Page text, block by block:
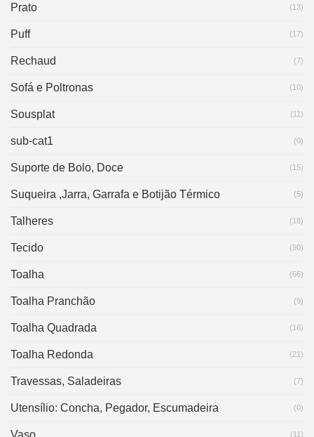
Prato (13)
Puff (17)
Rechaud (7)
Sofá e Poltronas (10)
Sousplat (11)
sub-cat1 (0)
Suporte de Bolo, Doce (15)
Suqueira ,Jarra, Garrafa e Botijão Térmico (5)
Talheres (18)
Tecido (90)
Toalha (66)
Toalha Pranchão (9)
Toalha Quadrada (16)
Toalha Redonda (21)
Travessas, Saladeiras (7)
Utensílio: Concha, Pegador, Escumadeira (0)
Vaso (11)